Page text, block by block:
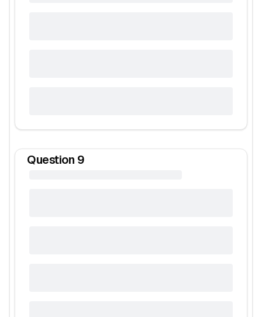
Question 9